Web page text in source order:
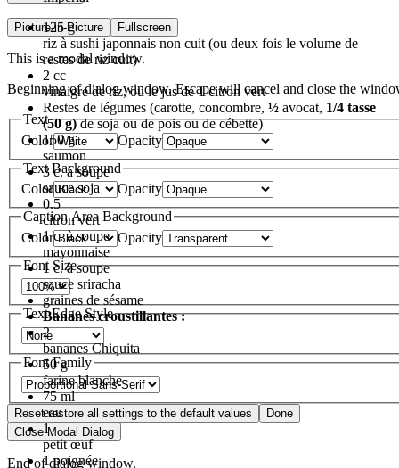
Picture-in-Picture Fullscreen
This is a modal window.
Beginning of dialog window. Escape will cancel and close the
Text
Color
Opacity
Text Background
Color
Opacity
Caption Area Background
Color
Opacity
Font Size
Text Edge Style
Font Family
Resetrestore all settings to the default values
Done
Close Modal Dialog
End of dialog window.
125g
riz à sushi japonnais non cuit (ou deux fois le volume de
restes de riz cuit)
2 cc
vinaigre de riz, ou le jus de 1 citron vert
Restes de légumes (carotte, concombre, ½ avocat, 1/4 tasse
(50 g)de soja ou de pois ou de cébette)
150g
saumon
3c. à soupe
sauce soja
0.5
citron vert
1c. à soupe
mayonnaise
1 c. à soupe
sauce sriracha
graines de sésame
Bananes croustillantes :
2
bananes Chiquita
50g
farine blanche
75ml
eau
1
petit œuf
1poignée